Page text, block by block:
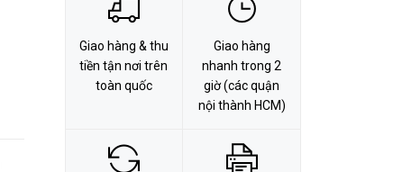
Giao hàng & thu
tiền tận nơi trên
toàn quốc
Giao hàng
nhanh trong 2
giờ (các quận
nội thành HCM)